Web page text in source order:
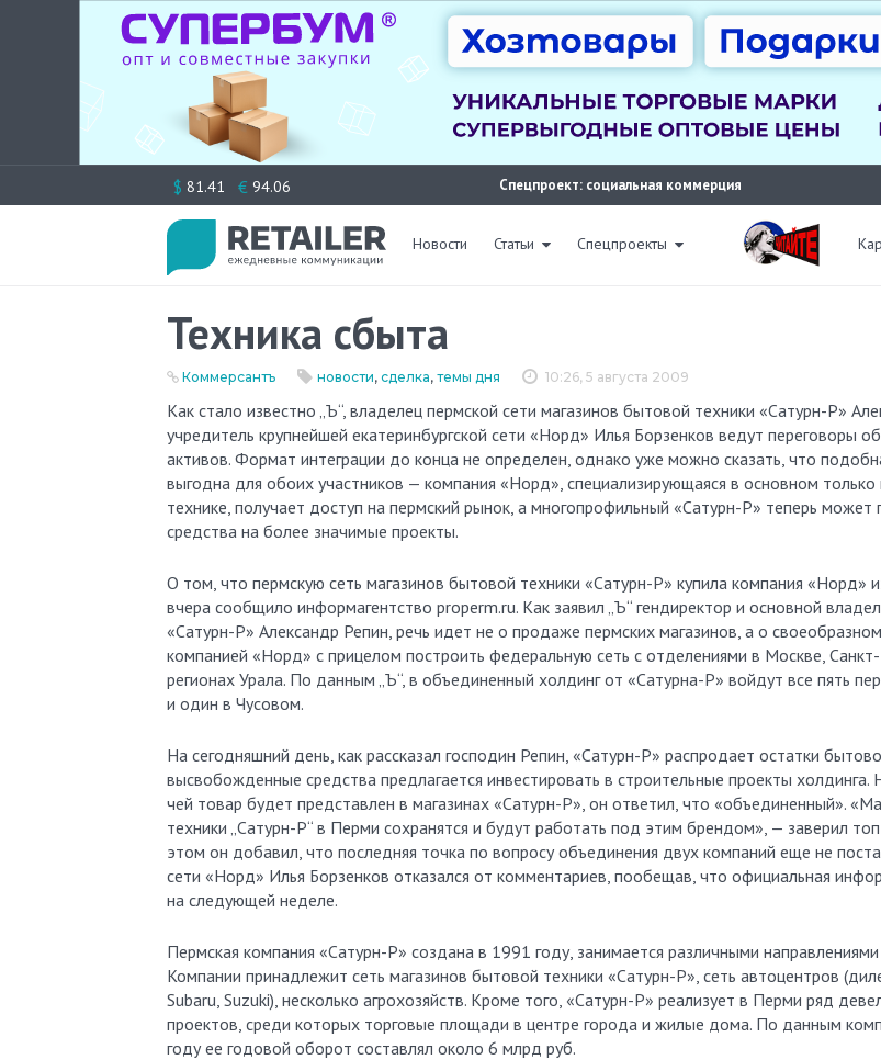
к
$ 81.41 € 94.06 Спецпроект: социальная коммерция
Новости Статьи Спецпроекты
Техника сбыта
10:26, 5 августа 2009
Коммерсантъ новости, сделка, темы дня
Как стало известно „Ъ“, владелец пермской сети магазинов бытовой техники «Сатурн-Р» Александр Репин и
учредитель крупнейшей екатеринбургской сети «Норд» Илья Борзенков ведут переговоры
активов. Формат интеграции до конца не определен, однако уже можно сказать, что
выгодна для обоих участников — компания «Норд», специализирующаяся в основном
технике, получает доступ на пермский рынок, а многопрофильный «Сатурн-Р» теперь может
средства на более значимые проекты.
О том, что пермскую сеть магазинов бытовой техники «Сатурн-Р» купила компания «Норд»
вчера сообщило информагентство properm.ru. Как заявил „Ъ“ гендиректор и основной
«Сатурн-Р» Александр Репин, речь идет не о продаже пермских магазинов, а о
компанией «Норд» с прицелом построить федеральную сеть с отделениями в Москве,
регионах Урала. По данным „Ъ“, в объединенный холдинг от «Сатурна-Р» войдут все пять
и один в Чусовом.
На сегодняшний день, как рассказал господин Репин, «Сатурн-Р» распродает остатки
высвобожденные средства предлагается инвестировать в строительные проекты холдинга.
чей товар будет представлен в магазинах «Сатурн-Р», он ответил, что «объединенный».
техники „Сатурн-Р“ в Перми сохранятся и будут работать под этим брендом», — заверил
этом он добавил, что последняя точка по вопросу объединения двух компаний еще не
сети «Норд» Илья Борзенков отказался от комментариев, пообещав, что официальная
на следующей неделе.
Пермская компания «Сатурн-Р» создана в 1991 году, занимается различными направлениями
Компании принадлежит сеть магазинов бытовой техники «Сатурн-Р», сеть автоцентров
Subaru, Suzuki), несколько агрохозяйств. Кроме того, «Сатурн-Р» реализует в Перми ряд
проектов, среди которых торговые площади в центре города и жилые дома. По данным
году ее годовой оборот составлял около 6 млрд руб.